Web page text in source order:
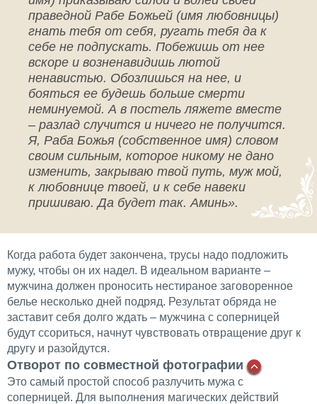
праведной Рабе Божьей (имя любовницы)
гнать тебя от себя, ругать тебя да к
себе не подпускать. Побежишь от нее
вскоре и возненавидишь лютой
ненавистью. Обозлишься на нее, и
бояться ее будешь больше смерти
неминуемой. А в постель ляжете вместе
– разлад случится и ничего не получится.
Я, Раба Божья (собственное имя) словом
своим сильным, которое никому не дано
изменить, закрываю твой путь, муж мой,
к любовнице твоей, и к себе навеки
пришиваю. Да будет так. Аминь».
Когда работа будет закончена, трусы надо подложить
мужу, чтобы он их надел. В идеальном варианте –
мужчина должен проносить нестираное заговоренное
белье несколько дней подряд. Результат обряда не
заставит себя долго ждать – мужчина с соперницей
будут ссориться, начнут чувствовать отвращение друг к
другу и разойдутся.
Отворот по совместной фотографии
Это самый простой способ разлучить мужа с
соперницей. Для выполнения магических действий